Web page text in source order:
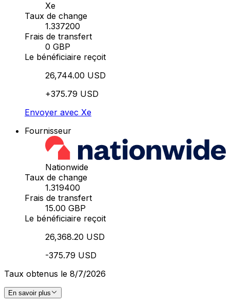
Xe
Taux de change
1.337200
Frais de transfert
0 GBP
Le bénéficiaire reçoit
26,744.00 USD
+375.79 USD
Envoyer avec Xe
Fournisseur
Nationwide
Taux de change
1.319400
Frais de transfert
15.00 GBP
Le bénéficiaire reçoit
26,368.20 USD
-375.79 USD
Taux obtenus le 8/7/2026
En savoir plus